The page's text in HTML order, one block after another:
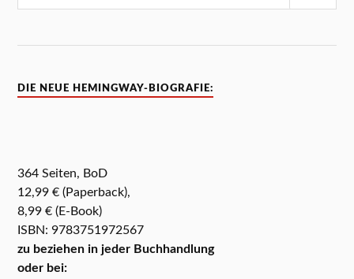
DIE NEUE HEMINGWAY-BIOGRAFIE:
364 Seiten, BoD
12,99 € (Paperback),
8,99 € (E-Book)
ISBN: 9783751972567
zu beziehen in jeder Buchhandlung
oder bei: